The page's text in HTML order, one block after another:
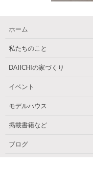
ホーム
私たちのこと
DAIICHIの家づくり
イベント
モデルハウス
掲載書籍など
ブログ